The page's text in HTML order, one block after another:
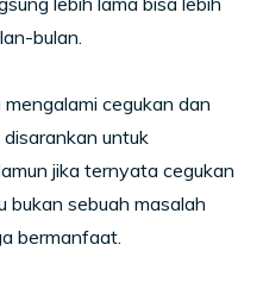
bulan.
cegukan dan
untuk
jika ternyata cegukan
bukan sebuah masalah
bermanfaat.